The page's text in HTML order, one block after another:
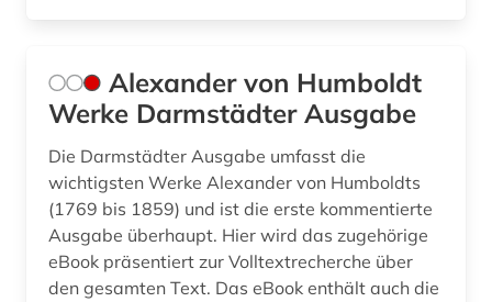
data mining (1)
datensammlung (4)
demographie (1)
dendrologie (1)
Alexander von Humboldt
Werke Darmstädter Ausgabe
Die Darmstädter Ausgabe umfasst die
wichtigsten Werke Alexander von Humboldts
(1769 bis 1859) und ist die erste kommentierte
Ausgabe überhaupt. Hier wird das zugehörige
eBook präsentiert zur Volltextrecherche über
den gesamten Text. Das eBook enthält auch die